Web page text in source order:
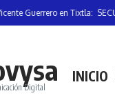
en Tixtla: SECULTURA
Digital
INICIO